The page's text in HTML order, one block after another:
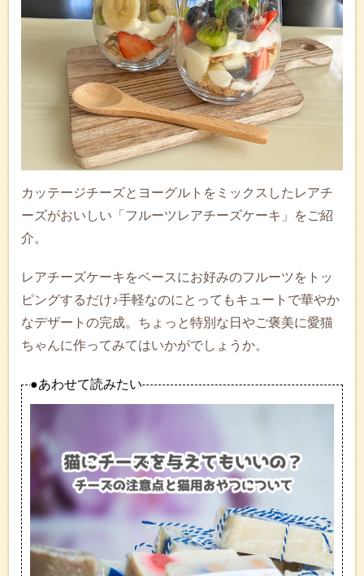
カッテージチーズとヨーグルトをミックスしたレアチ
ーズがおいしい「フルーツレアチーズケーキ」をご紹
介。
レアチーズケーキをベースにお好みのフルーツをトッ
ピングするだけ♪手軽なのにとってもキュートで華やか
なデザートの完成。ちょっと特別な日やご褒美に愛猫
ちゃんに作ってみてはいかがでしょうか。
●あわせて読みたい